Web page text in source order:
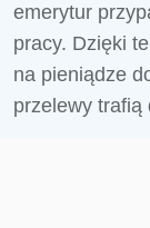
emerytur
pracy. Dzięki
na pieniądze
przelewy trafią